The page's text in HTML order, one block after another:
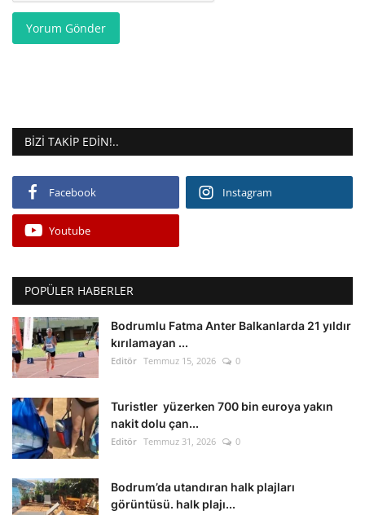
Yorum Gönder
BIZI TAKIP EDIN!..
Facebook Instagram
Youtube
POPÜLER HABERLER
Bodrumlu Fatma Anter Balkanlarda 21 yıldır
kırılamayan ...
Editör Temmuz 15, 2026 0
Turistler yüzerken 700 bin euroya yakın
nakit dolu çan...
Editör Temmuz 31, 2026 0
Bodrum’da utandıran halk plajları
görüntüsü. halk plajı...